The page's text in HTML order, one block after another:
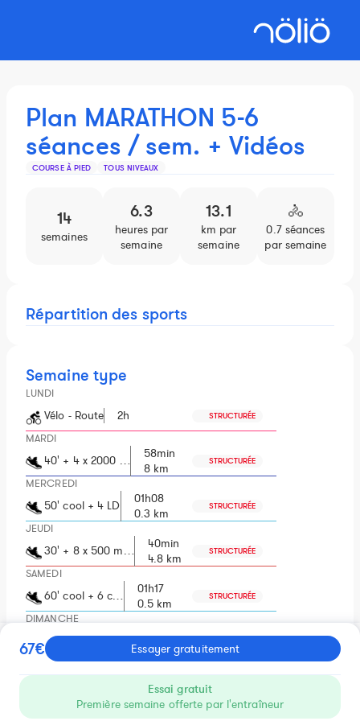
Plan MARATHON 5-6
séances / sem. + Vidéos
COURSE À PIED TOUS NIVEAUX
14
semaines
6.3
heures par
semaine
13.1
km par
semaine
🚴
0.7 séances
par semaine
Répartition des sports
Semaine type
LUNDI
Vélo - Route 2h STRUCTURÉE
MARDI
40' + 4 x 2000 …
58min
8 km
STRUCTURÉE
MERCREDI
50' cool + 4 LD
01h08
0.3 km
STRUCTURÉE
JEUDI
30' + 8 x 500 m…
40min
4.8 km
STRUCTURÉE
SAMEDI
60' cool + 6 c…
01h17
0.5 km
STRUCTURÉE
DIMANCHE
1h40' avec 15' … 01h40
Description
67€ Essayer gratuitement
Essai gratuit
Première semaine offerte par l'entraîneur